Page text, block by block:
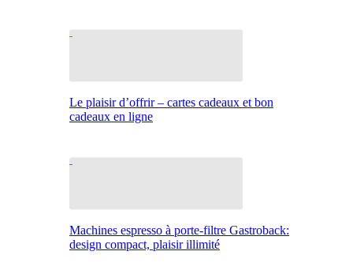
Le plaisir d’offrir – cartes cadeaux et bon
cadeaux en ligne
Machines espresso à porte-filtre Gastroback:
design compact, plaisir illimité